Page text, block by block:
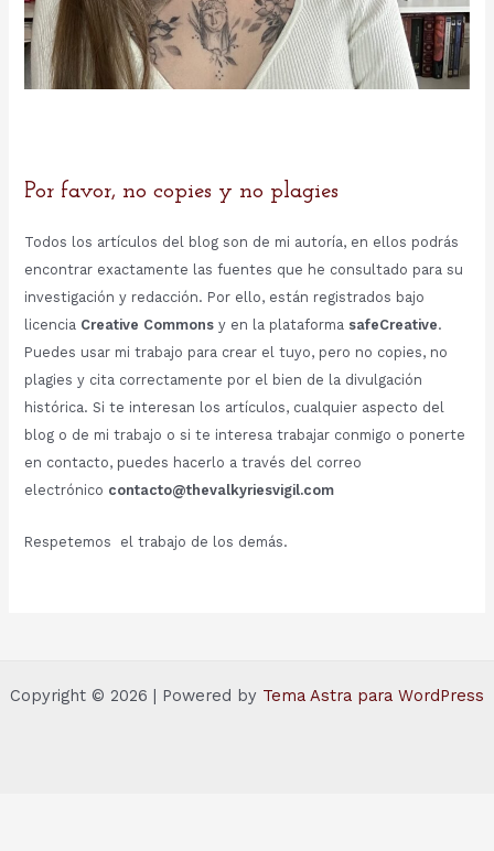
Por favor, no copies y no plagies
Todos los artículos del blog son de mi autoría, en ellos podrás
encontrar exactamente las fuentes que he consultado para su
investigación y redacción. Por ello, están registrados bajo
licencia Creative Commonsy en la plataforma safeCreative.
Puedes usar mi trabajo para crear el tuyo, pero no copies, no
plagies y cita correctamente por el bien de la divulgación
histórica. Si te interesan los artículos, cualquier aspecto del
blog o de mi trabajo o si te interesa trabajar conmigo o ponerte
en contacto, puedes hacerlo a través del correo
electrónico contacto@thevalkyriesvigil.com
Respetemos el trabajo de los demás.
Copyright © 2026 | Powered by Tema Astra para WordPress